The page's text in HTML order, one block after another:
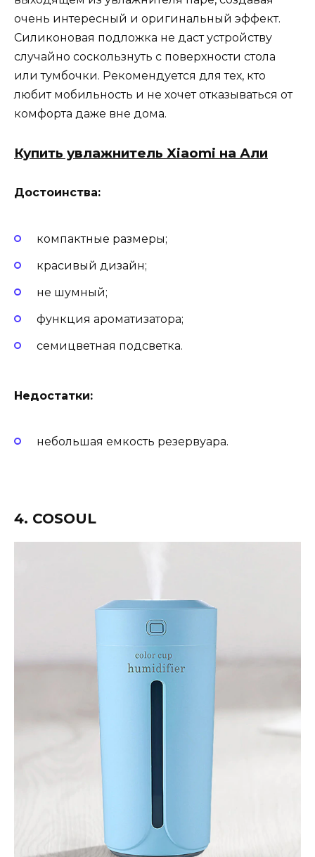
очень интересный и оригинальный эффект.
Силиконовая подложка не даст устройству
случайно соскользнуть с поверхности стола
или тумбочки. Рекомендуется для тех, кто
любит мобильность и не хочет отказываться от
комфорта даже вне дома.
Купить увлажнитель Xiaomi на Али
Достоинства:
компактные размеры;
красивый дизайн;
не шумный;
функция ароматизатора;
семицветная подсветка.
Недостатки:
небольшая емкость резервуара.
4. COSOUL